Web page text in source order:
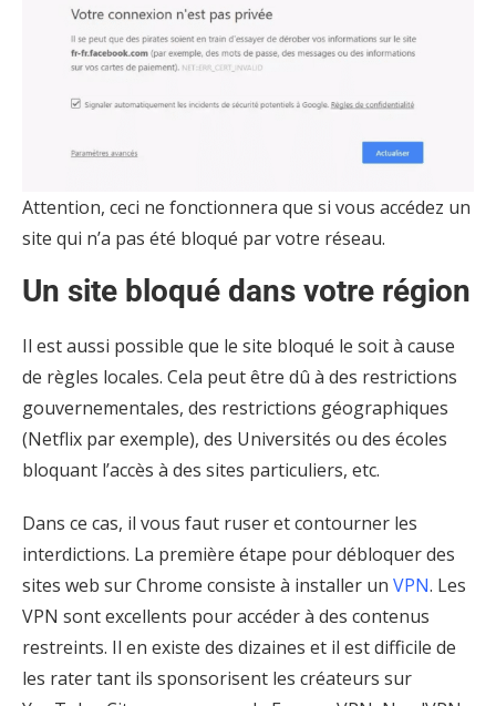
Attention, ceci ne fonctionnera que si vous accédez un
site qui n’a pas été bloqué par votre réseau.
Un site bloqué dans votre région
Il est aussi possible que le site bloqué le soit à cause
de règles locales. Cela peut être dû à des restrictions
gouvernementales, des restrictions géographiques
(Netflix par exemple), des Universités ou des écoles
bloquant l’accès à des sites particuliers, etc.
Dans ce cas, il vous faut ruser et contourner les
interdictions. La première étape pour débloquer des
sites web sur Chrome consiste à installer un VPN. Les
VPN sont excellents pour accéder à des contenus
restreints. Il en existe des dizaines et il est difficile de
les rater tant ils sponsorisent les créateurs sur